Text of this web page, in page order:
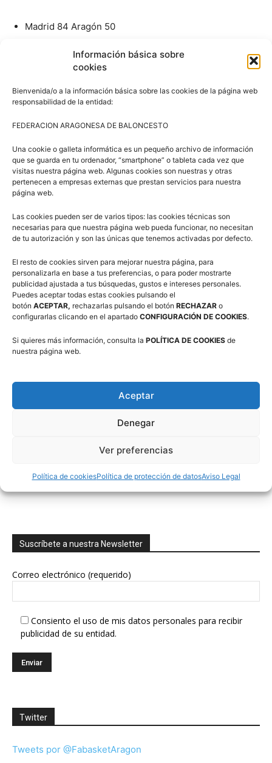
Información básica sobre
cookies
Bienvenida/o a la información básica sobre las cookies de la página web
responsabilidad de la entidad:
FEDERACION ARAGONESA DE BALONCESTO
Una cookie o galleta informática es un pequeño archivo de información
que se guarda en tu ordenador, “smartphone” o tableta cada vez que
visitas nuestra página web. Algunas cookies son nuestras y otras
pertenecen a empresas externas que prestan servicios para nuestra
página web.
Las cookies pueden ser de varios tipos: las cookies técnicas son
necesarias para que nuestra página web pueda funcionar, no necesitan
de tu autorización y son las únicas que tenemos activadas por defecto.
El resto de cookies sirven para mejorar nuestra página, para
personalizarla en base a tus preferencias, o para poder mostrarte
publicidad ajustada a tus búsquedas, gustos e intereses personales.
Puedes aceptar todas estas cookies pulsando el
botón ACEPTAR, rechazarlas pulsando el botón RECHAZAR o
configurarlas clicando en el apartado CONFIGURACIÓN DE COOKIES.
Si quieres más información, consulta la POLÍTICA DE COOKIES de
nuestra página web.
Aceptar
Denegar
Ver preferencias
Política de cookiesPolítica de protección de datosAviso Legal
Madrid 84 Aragón 50
Madrid 62 Aragón 45
Artículos relacionados Más del autor
3×3 Villanúa 2026
Comité de Árbitros (CAAB)
Campus Baloncesto Villanúa 2026
Síguenos en Redes Sociales
Suscríbete a nuestra Newsletter
Correo electrónico (requerido)
Consiento el uso de mis datos personales para recibir
publicidad de su entidad.
Twitter
Tweets por @FabasketAragon